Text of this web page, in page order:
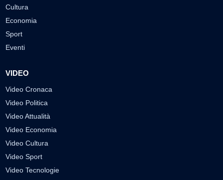
Cultura
Economia
Sport
Eventi
VIDEO
Video Cronaca
Video Politica
Video Attualità
Video Economia
Video Cultura
Video Sport
Video Tecnologie